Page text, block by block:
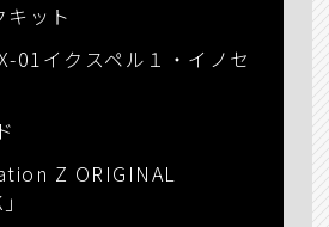
キット
イクスペル１・イノセ
Z ORIGINAL